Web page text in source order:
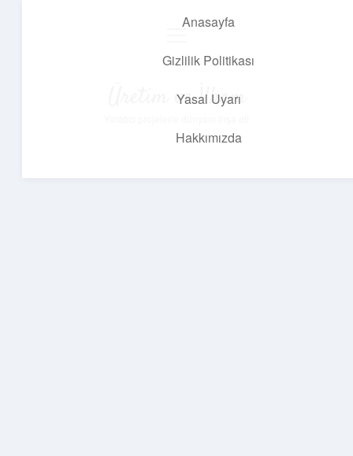
Anasayfa
Gizlilik Politikası
Yasal Uyarı
Hakkımızda
Üretim ve İlham